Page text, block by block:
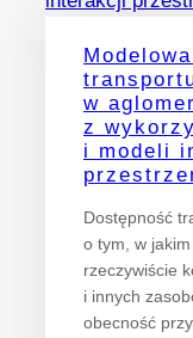
w
z
i modeli
Dostępność
o tym, w
rzeczywiście
i innych
obecność